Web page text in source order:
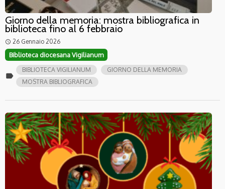
Giorno della memoria: mostra bibliografica in
biblioteca fino al 6 febbraio
access_time 26 Gennaio 2026
Biblioteca diocesana Vigilianum
label
BIBLIOTECA VIGILIANUM
GIORNO DELLA MEMORIA
MOSTRA BIBLIOGRAFICA